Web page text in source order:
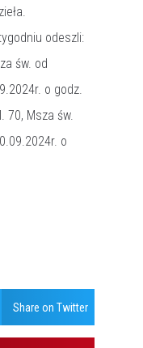
odeszli:
św. od
o godz.
70, Msza św.
o
Share on Twitter